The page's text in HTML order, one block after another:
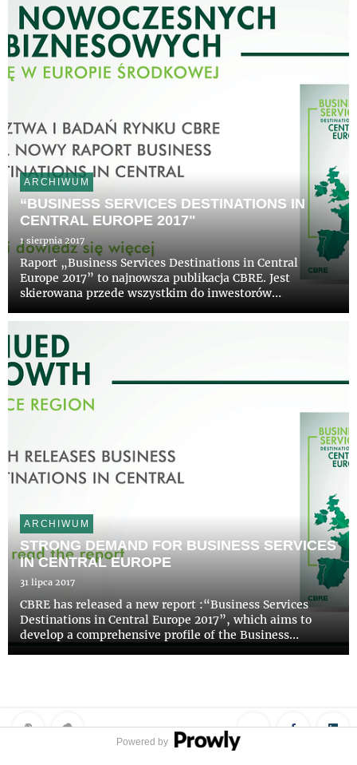
ARCHIWUM
“BUSINESS SERVICES DESTINATIONS IN
CENTRAL EUROPE 2017"
1 sierpnia 2017
Raport „Business Services Destinations in Central
Europe 2017” to najnowsza publikacja CBRE. Jest
skierowana przede wszystkim do inwestorów
charakterystyka sektora BSS w regionie Europy
Środkowej wraz z omówieniem sytuacji społ...
ARCHIWUM
STRONG DEMAND FOR BUSINESS SERVICES
IN CENTRAL EUROPE
31 lipca 2017
CBRE has released a new report :“Business Services
Destinations in Central Europe 2017”, which aims to
develop a comprehensive profile of the Business
Powered by